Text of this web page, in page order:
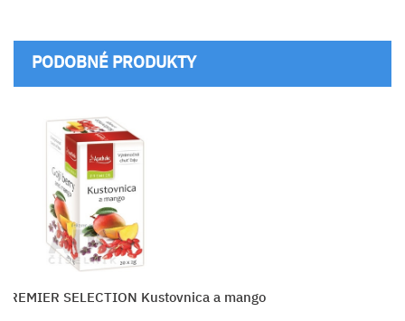
PODOBNÉ PRODUKTY
SELECTION Kustovnica a mango